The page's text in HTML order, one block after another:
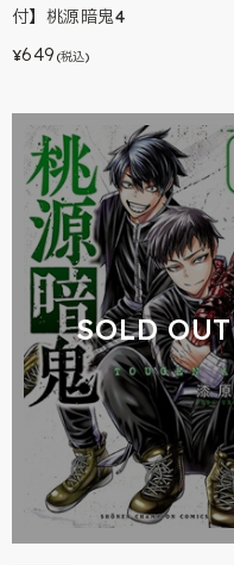
付】桃源暗鬼4
¥649 (税込)
SOLD OUT